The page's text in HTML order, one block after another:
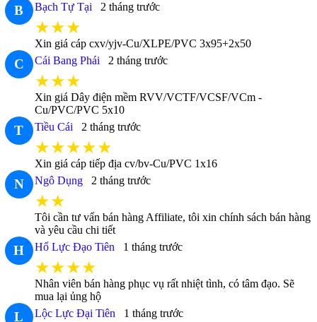
B Bạch Tự Tại 2 tháng trước
★★★
Xin giá cáp cxv/yjv-Cu/XLPE/PVC 3x95+2x50
C Cái Bang Phái 2 tháng trước
★★★
Xin giá Dây điện mềm RVV/VCTF/VCSF/VCm -
Cu/PVC/PVC 5x10
T Tiều Cái 2 tháng trước
★★★★★
Xin giá cáp tiếp địa cv/bv-Cu/PVC 1x16
N Ngô Dụng 2 tháng trước
★★
Tôi cần tư vấn bán hàng Affiliate, tôi xin chính sách bán hàng
và yêu cầu chi tiết
H Hổ Lực Đạo Tiên 1 tháng trước
★★★★
Nhân viên bán hàng phục vụ rất nhiệt tình, có tâm đạo. Sẽ
mua lại ủng hộ
L Lộc Lực Đại Tiên 1 tháng trước